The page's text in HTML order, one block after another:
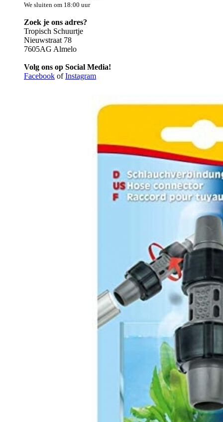
We sluiten om 18:00 uur
Zoek je ons adres?
Tropisch Schuurtje
Nieuwstraat 78
7605AG Almelo
Volg ons op Social Media!
Facebook ofInstagram